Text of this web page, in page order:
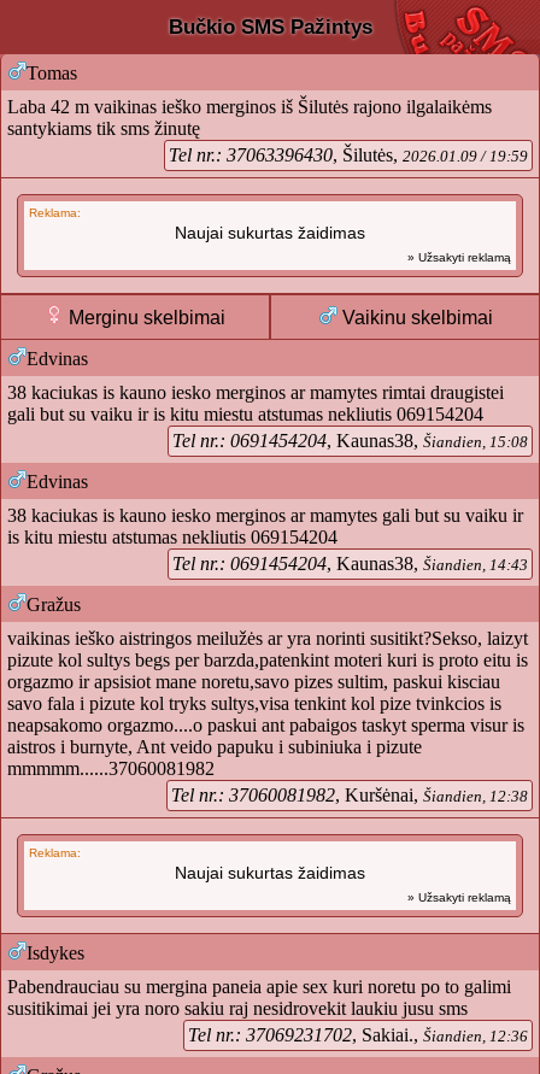
Bučkio SMS Pažintys
Tomas
Laba 42 m vaikinas ieško merginos iš Šilutės rajono ilgalaikėms
santykiams tik sms žinutę
Tel nr.: 37063396430, Šilutės, 2026.01.09 / 19:59
Reklama:
Naujai sukurtas žaidimas
» Užsakyti reklamą
Merginu skelbimai
Vaikinu skelbimai
Edvinas
38 kaciukas is kauno iesko merginos ar mamytes rimtai draugistei
gali but su vaiku ir is kitu miestu atstumas nekliutis 069154204
Tel nr.: 0691454204, Kaunas38, Šiandien, 15:08
Edvinas
38 kaciukas is kauno iesko merginos ar mamytes gali but su vaiku ir
is kitu miestu atstumas nekliutis 069154204
Tel nr.: 0691454204, Kaunas38, Šiandien, 14:43
Gražus
vaikinas ieško aistringos meilužės ar yra norinti susitikt?Sekso, laizyt
pizute kol sultys begs per barzda,patenkint moteri kuri is proto eitu is
orgazmo ir apsisiot mane noretu,savo pizes sultim, paskui kisciau
savo fala i pizute kol tryks sultys,visa tenkint kol pize tvinkcios is
neapsakomo orgazmo....o paskui ant pabaigos taskyt sperma visur is
aistros i burnyte, Ant veido papuku i subiniuka i pizute
mmmmm......37060081982
Tel nr.: 37060081982, Kuršėnai, Šiandien, 12:38
Reklama:
Naujai sukurtas žaidimas
» Užsakyti reklamą
Isdykes
Pabendrauciau su mergina paneia apie sex kuri noretu po to galimi
susitikimai jei yra noro sakiu raj nesidrovekit laukiu jusu sms
Tel nr.: 37069231702, Sakiai., Šiandien, 12:36